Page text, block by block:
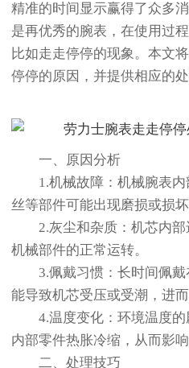
精准的时间显示赢得了众多
是再优秀的腕表，在使用过
比如走走停停的现象。本文
停停的原因，并提供相应的处
一、原因分析
1.机械故障：机械腕表内
丝等部件可能出现磨损或损
2.灰尘和杂质：机芯内部
机械部件的正常运转。
3.佩戴习惯：长时间佩戴
能导致机芯受压或受潮，进
4.温度变化：环境温度的
内部零件热胀冷缩，从而影
二、处理技巧